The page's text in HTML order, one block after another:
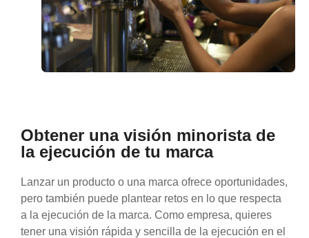
Obtener una visión minorista de
la ejecución de tu marca
Lanzar un producto o una marca ofrece oportunidades,
pero también puede plantear retos en lo que respecta
a la ejecución de la marca. Como empresa, quieres
tener una visión rápida y sencilla de la ejecución en el